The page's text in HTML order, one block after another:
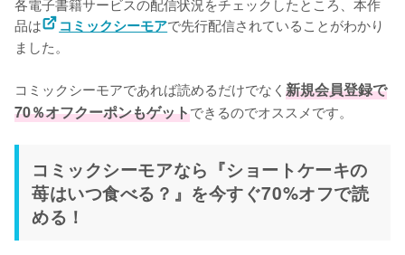
品は
コミックシーモアで先行配信されていることがわかり
ました。
コミックシーモアであれば読めるだけでなく 新規会員登録で
70％オフクーポンもゲットできるのでオススメです。
コミックシーモアなら『ショートケーキの
苺はいつ食べる？』を今すぐ70%オフで読
める！